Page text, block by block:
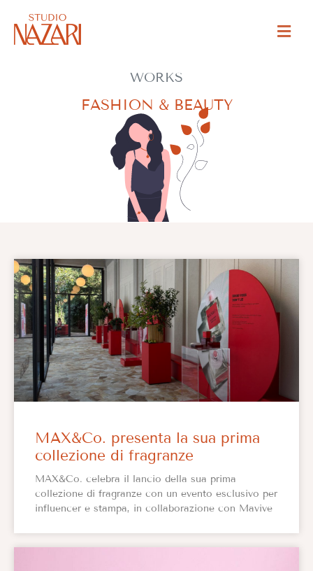
WORKS
FASHION & BEAUTY
MAX&Co. presenta la sua prima
collezione di fragranze
MAX&Co. celebra il lancio della sua prima
collezione di fragranze con un evento esclusivo per
influencer e stampa, in collaborazione con Mavive